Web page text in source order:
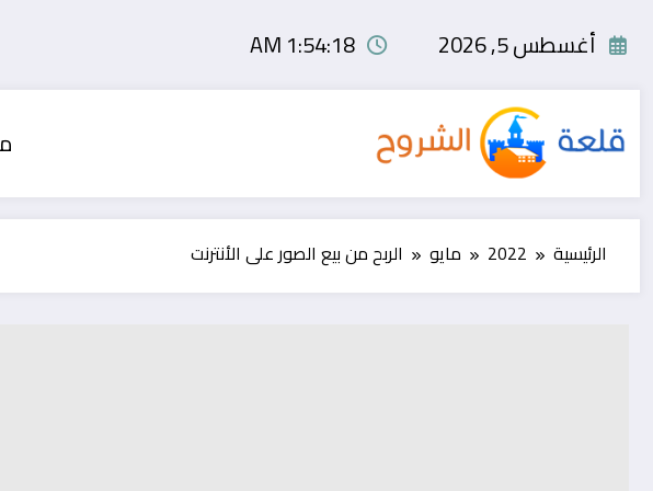
أغسطس 5, 2026 1:54:19 AM
الرئيسية 2022 مايو الربح من بيع الصور على الأنترنت